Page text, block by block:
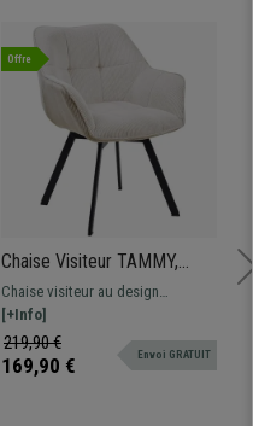
Offre
Chaise Visiteur TAMMY,
Design Contemporain, en
Tissu Velours Côtelé Crème
Chaise visiteur au design
moderne, revêtement en tissu
velous côtelé. Fonctionnelle et
disponible en plusieurs couleurs.
[+Info]
219,90 €
169,90 € Envoi GRATUIT